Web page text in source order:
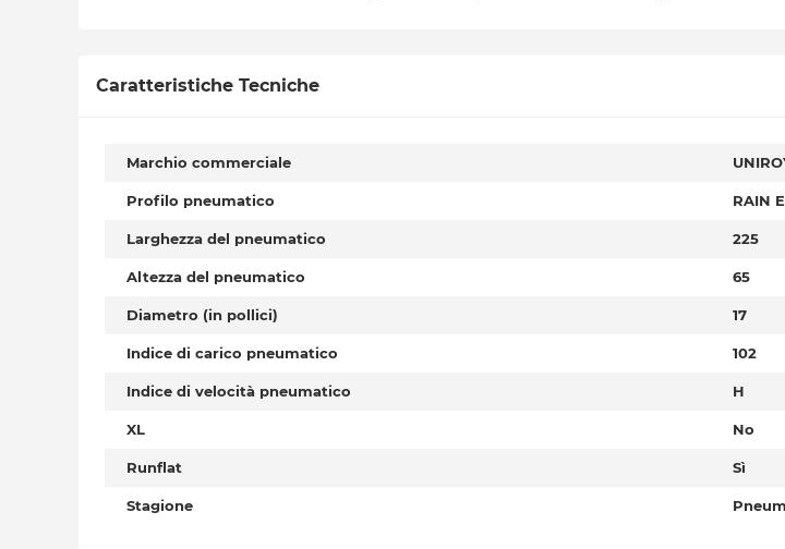
Caratteristiche Tecniche
Marchio commerciale
Profilo pneumatico RAIN
Larghezza del pneumatico 225
Altezza del pneumatico 65
Diametro (in pollici) 17
Indice di carico pneumatico 102
Indice di velocità pneumatico H
XL No
Runflat Sì
Stagione